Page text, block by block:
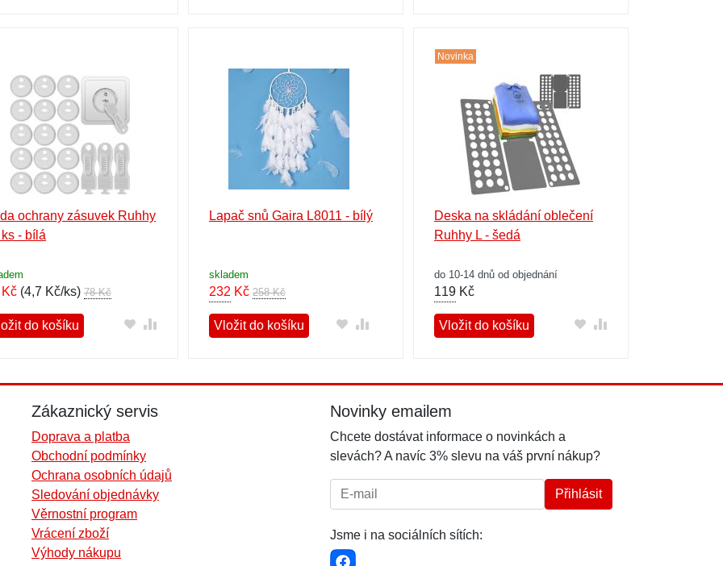
ochrany zásuvek Ruhhy
- bílá
Kč (4,7 Kč/ks) 78 Kč
do košíku
Lapač snů Gaira L8011 - bílý
skladem
232 Kč 258 Kč
Vložit do košíku
Novinka
Deska na skládání oblečení
Ruhhy L - šedá
do 10-14 dnů od objednání
119Kč
Vložit do košíku
Zákaznický servis
Doprava a platba
Obchodní podmínky
Ochrana osobních údajů
Sledování objednávky
Věrnostní program
Vrácení zboží
Výhody nákupu
Novinky emailem
Chcete dostávat informace o novinkách a
slevách? A navíc 3% slevu na váš první nákup?
E-mail: Přihlásit
Jsme i na sociálních sítích: